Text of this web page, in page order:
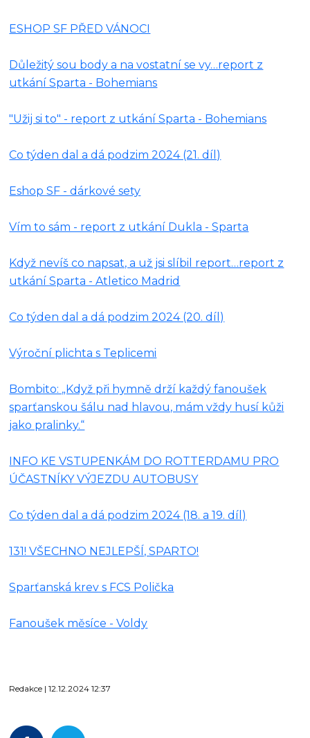
ESHOP SF PŘED VÁNOCI
Důležitý sou body a na vostatní se vy…report z
utkání Sparta - Bohemians
"Užij si to" - report z utkání Sparta - Bohemians
Co týden dal a dá podzim 2024 (21. díl)
Eshop SF - dárkové sety
Vím to sám - report z utkání Dukla - Sparta
Když nevíš co napsat, a už jsi slíbil report…report z
utkání Sparta - Atletico Madrid
Co týden dal a dá podzim 2024 (20. díl)
Výroční plichta s Teplicemi
Bombito: „Když při hymně drží každý fanoušek
sparťanskou šálu nad hlavou, mám vždy husí kůži
jako pralinky.“
INFO KE VSTUPENKÁM DO ROTTERDAMU PRO
ÚČASTNÍKY VÝJEZDU AUTOBUSY
Co týden dal a dá podzim 2024 (18. a 19. díl)
131! VŠECHNO NEJLEPŠÍ, SPARTO!
Sparťanská krev s FCS Polička
Fanoušek měsíce - Voldy
Redakce | 12.12.2024 12:37